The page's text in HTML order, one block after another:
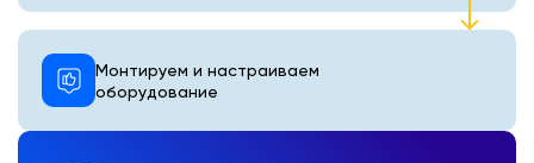
Монтируем и настраиваем
оборудование